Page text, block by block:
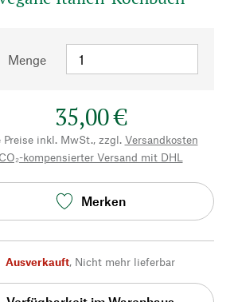
Menge
35,00 €
Preise inkl. MwSt., zzgl. Versandkosten
CO₂-kompensierter Versand mit DHL
Merken
Ausverkauft, Nicht mehr lieferbar